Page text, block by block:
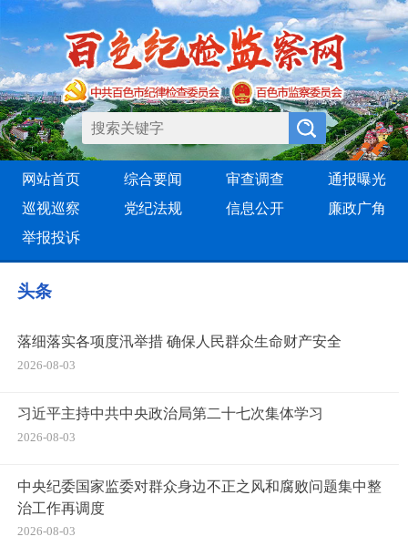
网站首页 综合要闻 审查调查
通报曝光
巡视巡察
党纪法规 信息公开
廉政广角
举报投诉
头条
落细落实各项度汛举措 确保人民群众生命财产安全
2026-08-03
习近平主持中共中央政治局第二十七次集体学习
2026-08-03
中央纪委国家监委对群众身边不正之风和腐败问题集中整
治工作再调度
2026-08-03